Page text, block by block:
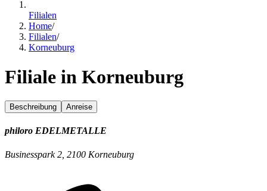
Filialen
Home/
Filialen/
Korneuburg
Filiale in Korneuburg
Beschreibung Anreise
philoro EDELMETALLE
Businesspark 2, 2100 Korneuburg